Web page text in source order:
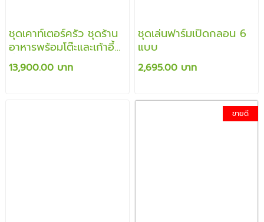
ชุดเคาท์เตอร์ครัว ชุดร้าน
อาหารพร้อมโต๊ะและเก้าอี้
นั่ง ส่งเสริมการเรียนรู้การ
ทำอาหาร การเรียนรู้การ
13,900.00 บาท
ชุดเล่นฟาร์มเปิดกลอน 6
แบบ
2,695.00 บาท
ขายดี